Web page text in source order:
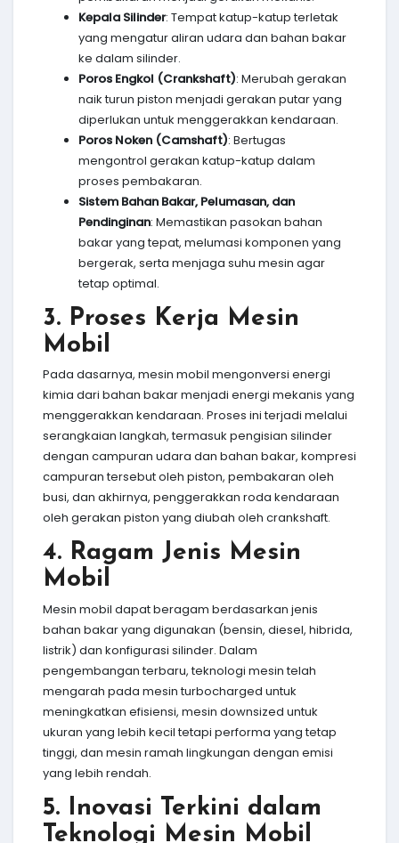
Kepala Silinder: Tempat katup-katup terletak
yang mengatur aliran udara dan bahan bakar
ke dalam silinder.
Poros Engkol (Crankshaft): Merubah gerakan
naik turun piston menjadi gerakan putar yang
diperlukan untuk menggerakkan kendaraan.
Poros Noken (Camshaft): Bertugas
mengontrol gerakan katup-katup dalam
proses pembakaran.
Sistem Bahan Bakar, Pelumasan, dan
Pendinginan: Memastikan pasokan bahan
bakar yang tepat, melumasi komponen yang
bergerak, serta menjaga suhu mesin agar
tetap optimal.
3. Proses Kerja Mesin
Mobil
Pada dasarnya, mesin mobil mengonversi energi
kimia dari bahan bakar menjadi energi mekanis yang
menggerakkan kendaraan. Proses ini terjadi melalui
serangkaian langkah, termasuk pengisian silinder
dengan campuran udara dan bahan bakar, kompresi
campuran tersebut oleh piston, pembakaran oleh
busi, dan akhirnya, penggerakkan roda kendaraan
oleh gerakan piston yang diubah oleh crankshaft.
4. Ragam Jenis Mesin
Mobil
Mesin mobil dapat beragam berdasarkan jenis
bahan bakar yang digunakan (bensin, diesel, hibrida,
listrik) dan konfigurasi silinder. Dalam
pengembangan terbaru, teknologi mesin telah
mengarah pada mesin turbocharged untuk
meningkatkan efisiensi, mesin downsized untuk
ukuran yang lebih kecil tetapi performa yang tetap
tinggi, dan mesin ramah lingkungan dengan emisi
yang lebih rendah.
5. Inovasi Terkini dalam
Teknologi Mesin Mobil